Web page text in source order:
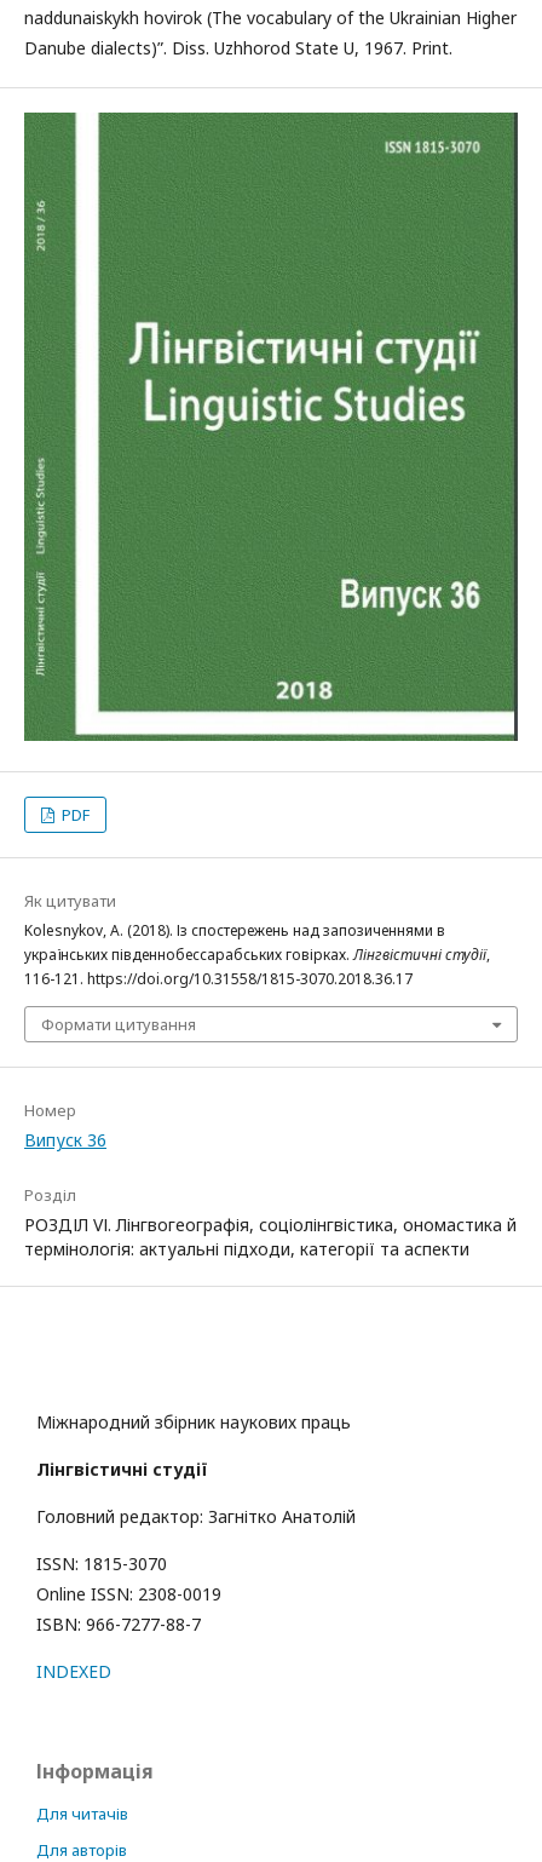
naddunaiskykh hovirok (The vocabulary of the Ukrainian Higher
Danube dialects)”. Diss. Uzhhorod State U, 1967. Print.
PDF
Як цитувати
Kolesnykov, A. (2018). Із спостережень над запозиченнями в
українських південнобессарабських говірках.Лінгвістичні студії,
116-121. https://doi.org/10.31558/1815-3070.2018.36.17
Формати цитування
Номер
Випуск 36
Розділ
РОЗДІЛ VІ. Лінгвогеографія, соціолінгвістика, ономастика й
термінологія: актуальні підходи, категорії та аспекти
Міжнародний збірник наукових праць
Лінгвістичні студії
Головний редактор: Загнітко Анатолій
ISSN: 1815-3070
Online ISSN: 2308-0019
ISBN: 966-7277-88-7
INDEXED
Інформація
Для читачів
Для авторів